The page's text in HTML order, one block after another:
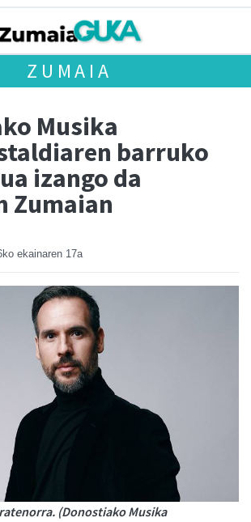
ZUMAIA
Musika
barruko
izango da
Zumaian
ekainaren 17a
(Donostiako Musika